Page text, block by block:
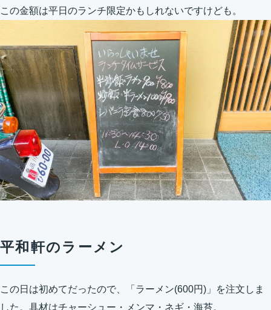
この金額は平日のランチ限定かもしれないですけども。
平和軒のラーメン
この日は初めてだったので、「ラーメン(600円)」を注文しま
した。具材はチャーシュー・メンマ・ネギ・海苔。